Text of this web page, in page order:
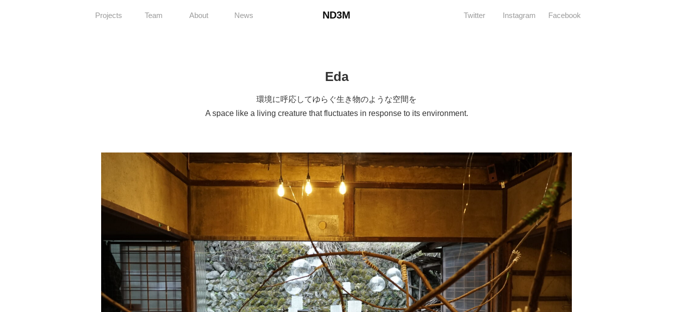
ND3M
Projects Team About News Twitter Instagram Facebook
Eda
環境に呼応してゆらぐ生き物のような空間を
A space like a living creature that fluctuates in response to its environment.